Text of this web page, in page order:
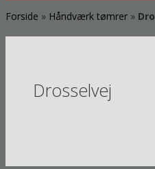
Forside » Håndværk tømrer »
Drosselvej